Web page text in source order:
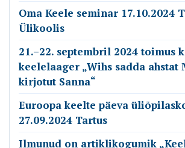
Oma Keele seminar 17.10.2024
Ülikoolis
21.–22. septembril 2024 toimus
keelelaager „Wihs sadda ahstat
kirjotut Sanna“
Euroopa keelte päeva
27.09.2024 Tartus
Ilmunud on artiklikogumik